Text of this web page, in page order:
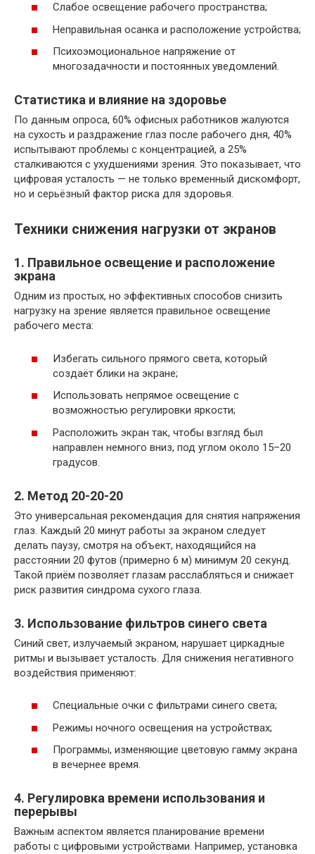
Слабое освещение рабочего пространства;
Неправильная осанка и расположение устройства;
Психоэмоциональное напряжение от
многозадачности и постоянных уведомлений.
Статистика и влияние на здоровье
По данным опроса, 60% офисных работников жалуются
на сухость и раздражение глаз после рабочего дня, 40%
испытывают проблемы с концентрацией, а 25%
сталкиваются с ухудшениями зрения. Это показывает, что
цифровая усталость — не только временный дискомфорт,
но и серьёзный фактор риска для здоровья.
Техники снижения нагрузки от экранов
1. Правильное освещение и расположение
экрана
Одним из простых, но эффективных способов снизить
нагрузку на зрение является правильное освещение
рабочего места:
Избегать сильного прямого света, который
создаёт блики на экране;
Использовать непрямое освещение с
возможностью регулировки яркости;
Расположить экран так, чтобы взгляд был
направлен немного вниз, под углом около 15–20
градусов.
2. Метод 20-20-20
Это универсальная рекомендация для снятия напряжения
глаз. Каждый 20 минут работы за экраном следует
делать паузу, смотря на объект, находящийся на
расстоянии 20 футов (примерно 6 м) минимум 20 секунд.
Такой приём позволяет глазам расслабляться и снижает
риск развития синдрома сухого глаза.
3. Использование фильтров синего света
Синий свет, излучаемый экраном, нарушает циркадные
ритмы и вызывает усталость. Для снижения негативного
воздействия применяют:
Специальные очки с фильтрами синего света;
Режимы ночного освещения на устройствах;
Программы, изменяющие цветовую гамму экрана
в вечернее время.
4. Регулировка времени использования и
перерывы
Важным аспектом является планирование времени
работы с цифровыми устройствами. Например, установка